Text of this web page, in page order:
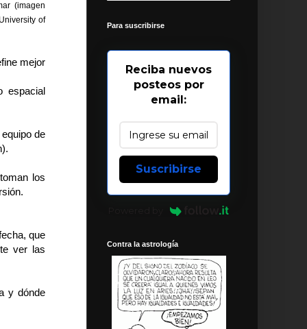
(imagen
of
mejor
espacial
de
los
que
ver las
y dónde
Para suscribirse
Reciba nuevos
posteos por
email:
Suscribirse
Contra la astrología